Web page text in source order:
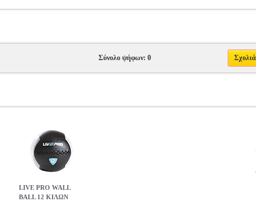
Σύνολο ψήφων: 0
LIVE PRO WALL
BALL 12 ΚΙΛΩΝ